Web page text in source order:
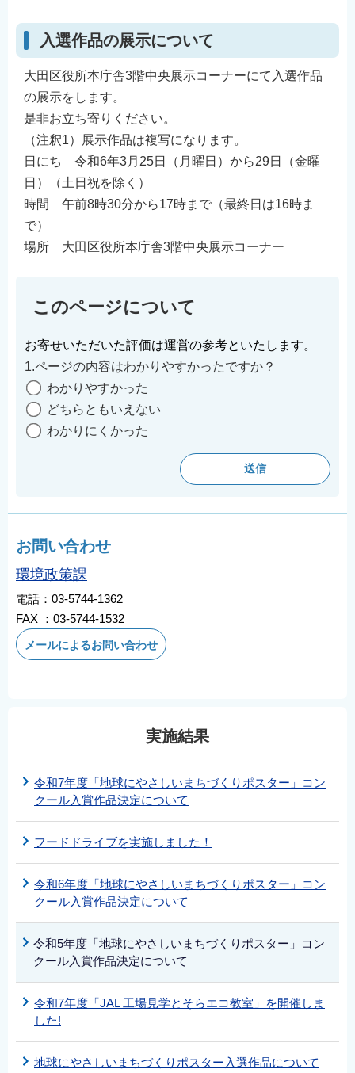
入選作品の展示について
大田区役所本庁舎3階中央展示コーナーにて入選作品
の展示をします。
是非お立ち寄りください。
（注釈1）展示作品は複写になります。
日にち 令和6年3月25日（月曜日）から29日（金曜
日）（土日祝を除く）
時間 午前8時30分から17時まで（最終日は16時ま
で）
場所 大田区役所本庁舎3階中央展示コーナー
このページについて
お寄せいただいた評価は運営の参考といたします。
1.ページの内容はわかりやすかったですか？
わかりやすかった
どちらともいえない
わかりにくかった
お問い合わせ
環境政策課
電話：03-5744-1362
FAX ：03-5744-1532
メールによるお問い合わせ
実施結果
令和7年度「地球にやさしいまちづくりポスター」コン
クール入賞作品決定について
フードドライブを実施しました！
令和6年度「地球にやさしいまちづくりポスター」コン
クール入賞作品決定について
令和5年度「地球にやさしいまちづくりポスター」コン
クール入賞作品決定について
令和7年度「JAL 工場見学とそらエコ教室」を開催しま
した!
地球にやさしいまちづくりポスター入選作品について